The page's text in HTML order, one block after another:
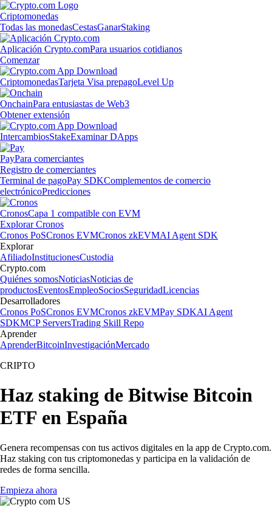
Criptomonedas
Todas las monedasCestasGanarStaking
Aplicación Crypto.comPara usuarios cotidianos
Comenzar
CriptomonedasTarjeta Visa prepagoLevel Up
OnchainPara entusiastas de Web3
Obtener extensión
IntercambiosStakeExaminar DApps
PayPara comerciantes
Registro de comerciantes
Terminal de pagoPay SDKComplementos de comercio
electrónicoPredicciones
CronosCapa 1 compatible con EVM
Explorar Cronos
Cronos PoSCronos EVMCronos zkEVMAI Agent SDK
Explorar
AfiliadoInstitucionesCustodia
Crypto.com
Quiénes somosNoticiasNoticias de
productosEventosEmpleoSociosSeguridadLicencias
Desarrolladores
Cronos PoSCronos EVMCronos zkEVMPay SDKAI Agent
SDKMCP ServersTrading Skill Repo
Aprender
AprenderBitcoinInvestigaciónMercado
CRIPTO
Haz staking de Bitwise Bitcoin
ETF en España
Genera recompensas con tus activos digitales en la app de Crypto.com.
Haz staking con tus criptomonedas y participa en la validación de
redes de forma sencilla.
Empieza ahora